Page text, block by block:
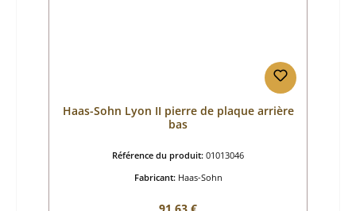
Haas-Sohn Lyon II pierre de plaque arrière
bas
Référence du produit: 01013046
Fabricant: Haas-Sohn
Prix régulier :